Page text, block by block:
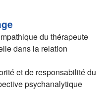
du thérapeute
dans la relation
et de responsabilité du
psychanalytique